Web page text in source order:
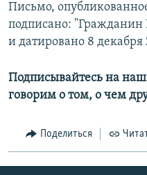
Письмо,
подписано:
и датировано 8 декабря
Подписывайтесь на
говорим о том, о чем
Поделиться